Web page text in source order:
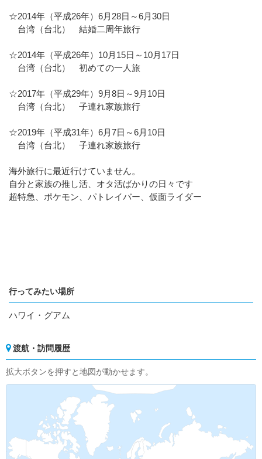
☆2014年（平成26年）6月28日～6月30日
台湾（台北） 結婚二周年旅行
☆2014年（平成26年）10月15日～10月17日
台湾（台北） 初めての一人旅
☆2017年（平成29年）9月8日～9月10日
台湾（台北） 子連れ家族旅行
☆2019年（平成31年）6月7日～6月10日
台湾（台北） 子連れ家族旅行
海外旅行に最近行けていません。
自分と家族の推し活、オタ活ばかりの日々です
超特急、ポケモン、パトレイバー、仮面ライダー
行ってみたい場所
ハワイ・グアム
渡航・訪問履歴
拡大ボタンを押すと地図が動かせます。